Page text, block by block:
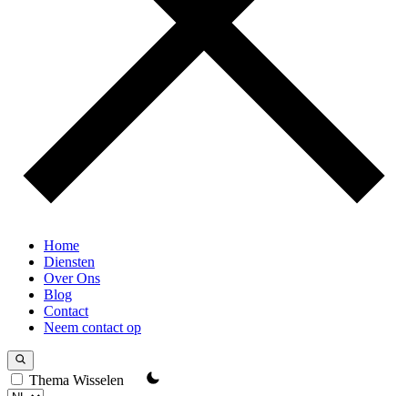
Home
Diensten
Over Ons
Blog
Contact
Neem contact op
Thema Wisselen